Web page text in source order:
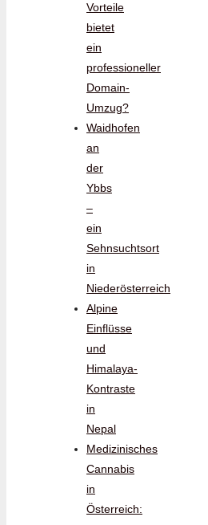
Vorteile
bietet
ein
professioneller
Domain-
Umzug?
Waidhofen
an
der
Ybbs
–
ein
Sehnsuchtsort
in
Niederösterreich
Alpine
Einflüsse
und
Himalaya-
Kontraste
in
Nepal
Medizinisches
Cannabis
in
Österreich: